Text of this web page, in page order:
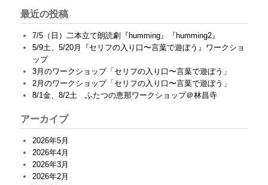
舎
c
f
e
公
演
『
h
u
m
i
n
g
5
@
最近の投稿
7/5（日）二本立て朗読劇『humming』『humming2』
5/9土、5/20月『セリフの入り口〜言葉で遊ぼう』ワークショ
ップ
3月のワークショップ「セリフの入り口〜言葉で遊ぼう」
2月のワークショップ「セリフの入り口〜言葉で遊ぼう」
8/1金、8/2土 ふたつの恵那ワークショップ＠林昌寺
アーカイブ
2026年5月
2026年4月
2026年3月
2026年2月